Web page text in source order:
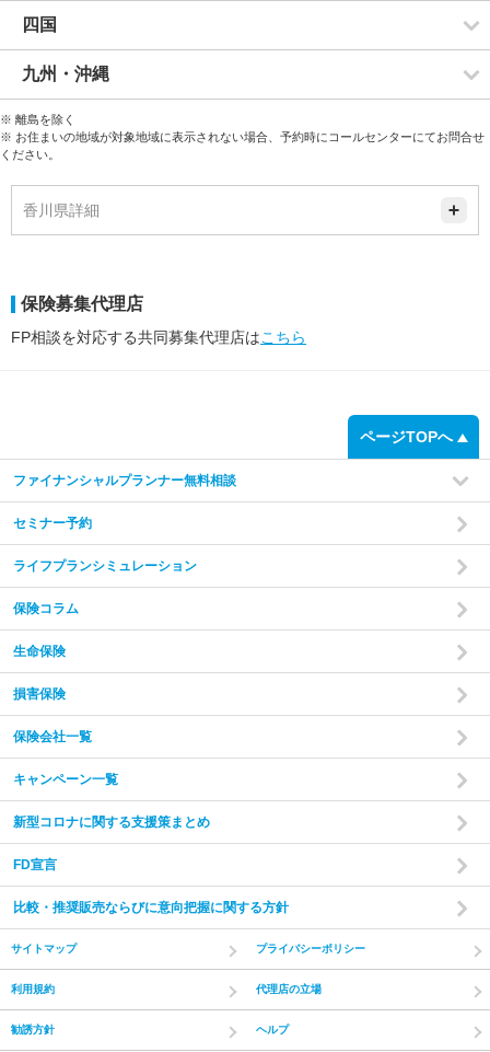
四国
九州・沖縄
※ 離島を除く
※ お住まいの地域が対象地域に表示されない場合、予約時にコールセンターにてお問合せ
ください。
香川県詳細
保険募集代理店
FP相談を対応する共同募集代理店はこちら
ページTOPへ
ファイナンシャルプランナー無料相談
セミナー予約
ライフプランシミュレーション
保険コラム
生命保険
損害保険
保険会社一覧
キャンペーン一覧
新型コロナに関する支援策まとめ
FD宣言
比較・推奨販売ならびに意向把握に関する方針
サイトマップ プライバシーポリシー
利用規約 代理店の立場
勧誘方針 ヘルプ